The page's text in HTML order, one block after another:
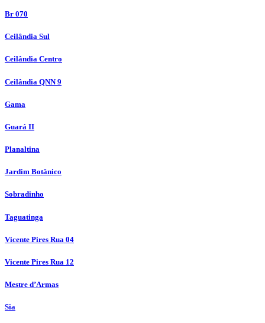
Br 070
Ceilândia Sul
Ceilândia Centro
Ceilândia QNN 9
Gama
Guará II
Planaltina
Jardim Botânico
Sobradinho
Taguatinga
Vicente Pires Rua 04
Vicente Pires Rua 12
Mestre d’Armas
Sia